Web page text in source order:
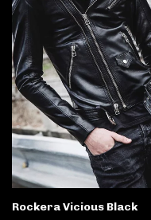
Rockera Vicious Black